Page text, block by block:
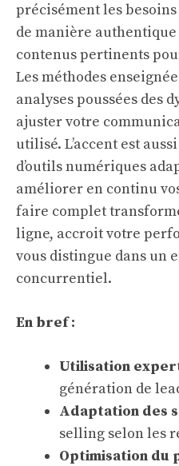
précisément les
de manière
contenus pertinents
Les méthodes
analyses poussées des
ajuster votre
utilisé. L’accent est
d’outils numériques
améliorer en continu
faire complet
ligne, accroit votre
vous distingue dans un
concurrentiel.
En bref :
Utilisation
génération de
Adaptation des
selling selon les
Optimisation du